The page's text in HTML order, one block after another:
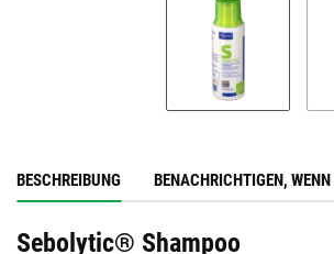
BESCHREIBUNG BENACHRICHTIGEN,
Sebolytic® Shampoo